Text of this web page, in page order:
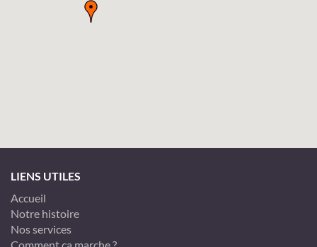
LIENS UTILES
Accueil
Notre histoire
Nos services